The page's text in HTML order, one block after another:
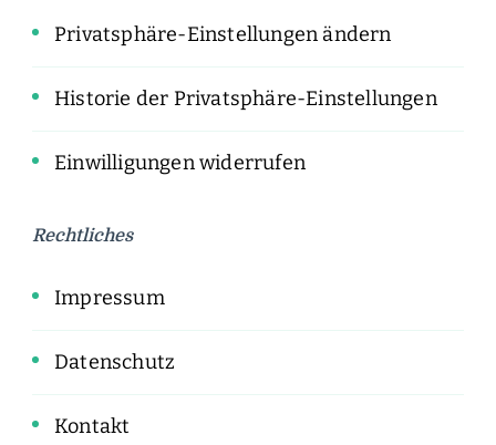
Privatsphäre-Einstellungen ändern
Historie der Privatsphäre-Einstellungen
Einwilligungen widerrufen
Rechtliches
Impressum
Datenschutz
Kontakt